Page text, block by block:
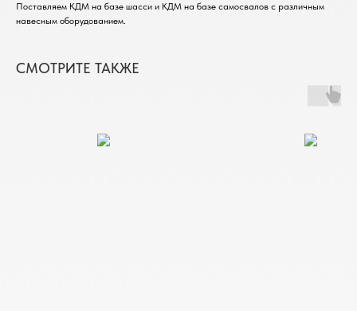
Поставляем КДМ на базе шасси и КДМ на базе самосвалов с различным
навесным оборудованием.
СМОТРИТЕ ТАКЖЕ